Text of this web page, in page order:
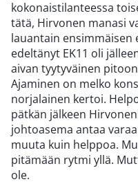
kokonaistilanteessa
tätä, Hirvonen manasi
lauantain ensimmäisen
edeltänyt EK11 oli
aivan tyytyväinen
Ajaminen on melko
norjalainen kertoi.
pätkän jälkeen
johtoasema antaa
muuta kuin helppoa.
pitämään rytmi yllä.
ole.